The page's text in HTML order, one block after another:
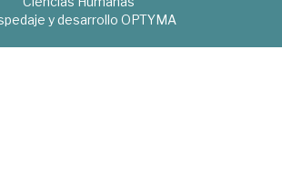
y desarrollo OPTYMA